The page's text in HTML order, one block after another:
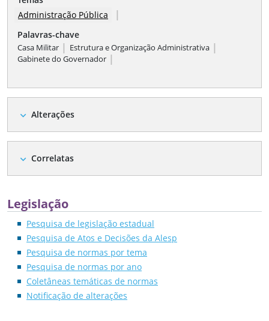
Administração Pública
|
Palavras-chave
Casa Militar | Estrutura e Organização Administrativa |
Gabinete do Governador |
expand_more Alterações
expand_more Correlatas
Legislação
Pesquisa de legislação estadual
Pesquisa de Atos e Decisões da Alesp
Pesquisa de normas por tema
Pesquisa de normas por ano
Coletâneas temáticas de normas
Notificação de alterações